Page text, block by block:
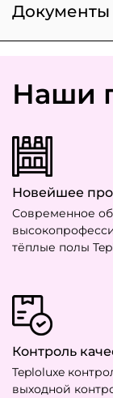
Документы
Наши
Новейшее
Современное
тёплые полы
Контроль
Teploluxe
выходной